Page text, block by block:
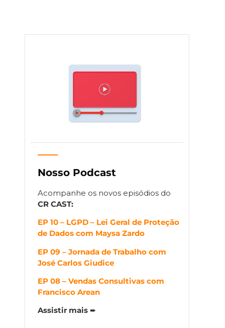
Nosso Podcast
Acompanhe os novos episódios do
CR CAST:
EP 10 – LGPD – Lei Geral de Proteção
de Dados com Maysa Zardo
EP 09 – Jornada de Trabalho com
José Carlos Giudice
EP 08 – Vendas Consultivas com
Francisco Arean
Assistir mais➨